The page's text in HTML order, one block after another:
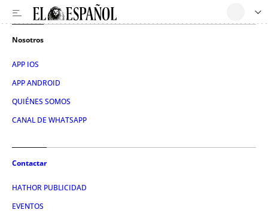
Nosotros
APP IOS
APP ANDROID
QUIÉNES SOMOS
CANAL DE WHATSAPP
Contactar
HATHOR PUBLICIDAD
EVENTOS